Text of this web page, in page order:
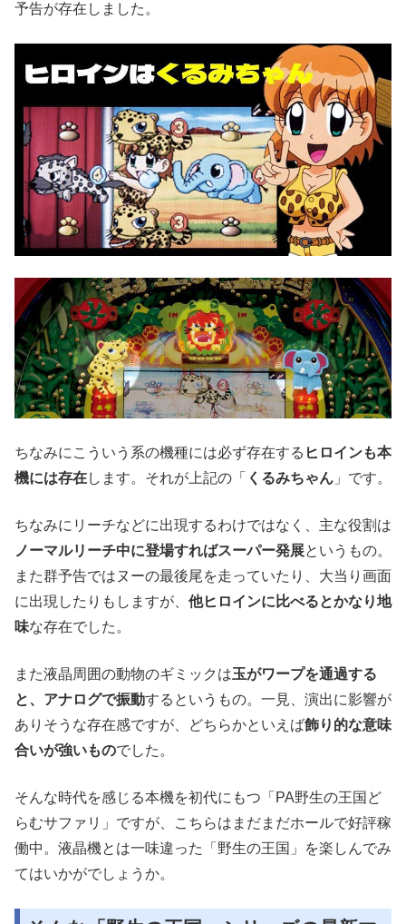
予告が存在しました。
ちなみにこういう系の機種には必ず存在する ヒロインも本
機には存在します。それが上記の「 くるみちゃん 」です。
ちなみにリーチなどに出現するわけではなく、主な役割は
ノーマルリーチ中に登場すればスーパー発展というもの。
また群予告ではヌーの最後尾を走っていたり、大当り画面
に出現したりもしますが、 他ヒロインに比べるとかなり地
味な存在でした。
また液晶周囲の動物のギミックは玉がワープを通過する
と、アナログで振動するというもの。一見、演出に影響が
ありそうな存在感ですが、どちらかといえば飾り的な意味
合いが強いものでした。
そんな時代を感じる本機を初代にもつ「PA野生の王国ど
らむサファリ」ですが、こちらはまだまだホールで好評稼
働中。液晶機とは一味違った「野生の王国」を楽しんでみ
てはいかがでしょうか。